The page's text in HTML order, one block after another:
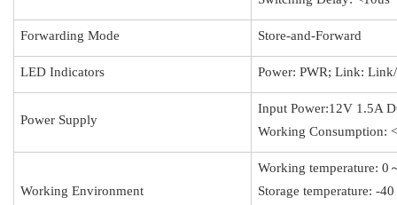
Forwarding Mode Store-and-Forward
LED Indicators Power: PWR; Link:
Power Supply
Input Power:12V 1.5A
Working Consumption:
Working Environment
Working temperature: 0
Storage temperature: -